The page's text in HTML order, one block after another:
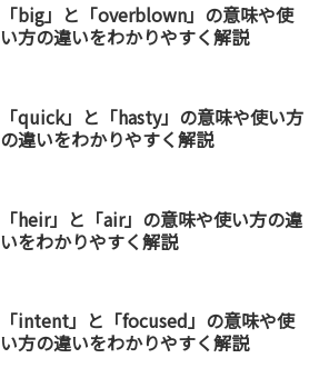
「big」と「overblown」の意味や使
い方の違いをわかりやすく解説
「quick」と「hasty」の意味や使い方
の違いをわかりやすく解説
「heir」と「air」の意味や使い方の違
いをわかりやすく解説
「intent」と「focused」の意味や使
い方の違いをわかりやすく解説